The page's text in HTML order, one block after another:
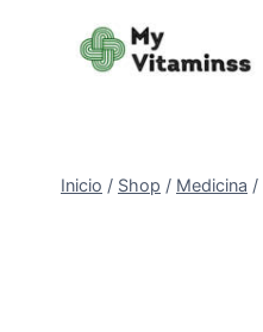
Inicio / Shop / Medicina /